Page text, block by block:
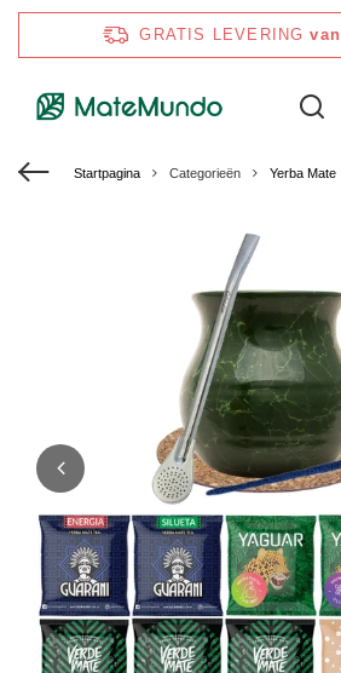
GRATIS LEVERING
Startpagina Categorieën Yerba Mate